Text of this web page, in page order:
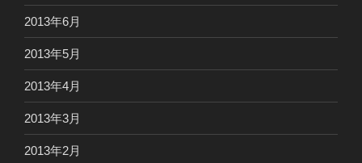
2013年6月
2013年5月
2013年4月
2013年3月
2013年2月